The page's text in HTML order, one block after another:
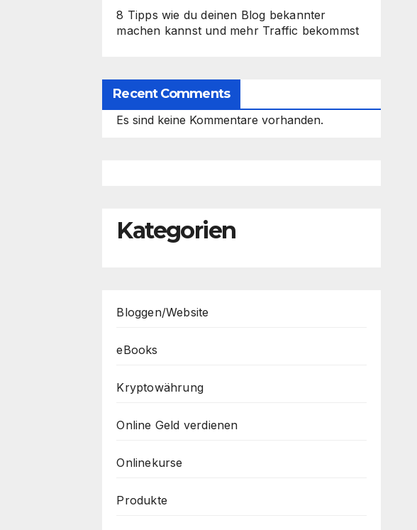
8 Tipps wie du deinen Blog bekannter
machen kannst und mehr Traffic bekommst
Recent Comments
Es sind keine Kommentare vorhanden.
Kategorien
Bloggen/Website
eBooks
Kryptowährung
Online Geld verdienen
Onlinekurse
Produkte